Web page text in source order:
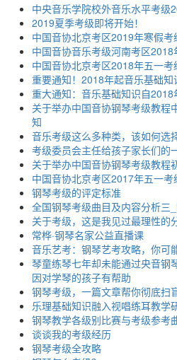
中央音乐学院校外音乐水平考级
2019夏季考级即将开始！
中国音协北京考区2019年寒假考
中国音协音乐考级河南考区
中国音协北京考区2018年五一考
重要通知！2018年起音乐基础知
重大通知：音乐基础知识自
关于举办中国音协钢琴考级教程
知
音乐考级这么多种类，该如何选
考级委员会主任给孩子家长们的
关于举办中国音协钢琴考级教程
中国音协北京考区2017年五一考
钢琴考级的评定标准
全国钢琴考级曲目及内容分析三
关于考级，这是我见过最理性的
常桦·钢琴名家公益直播课
音乐艺考：钢琴艺考攻略，你可
琴童练琴七年却未能通过央音钢
因对学琴的孩子有帮助
钢琴考级，一篇文章帮你彻底扫盲
乐理基础知识融入视唱练耳教学
钢琴教学各级别比赛与考级参考
谈谈我的考级经历
钢琴考级全攻略